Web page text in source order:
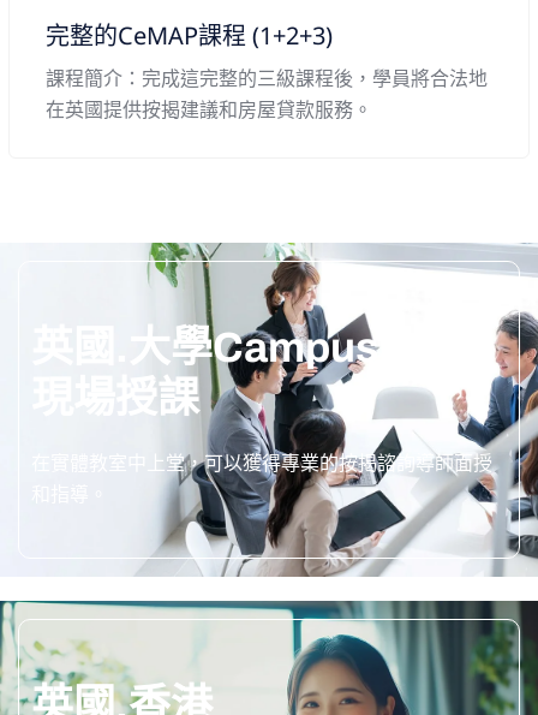
完整的CeMAP課程 (1+2+3)
課程簡介：完成這完整的三級課程後，學員將合法地
在英國提供按揭建議和房屋貸款服務。
英國.大學Campus
現場授課
在實體教室中上堂，可以獲得專業的按揭諮詢導師面授
英國.香港